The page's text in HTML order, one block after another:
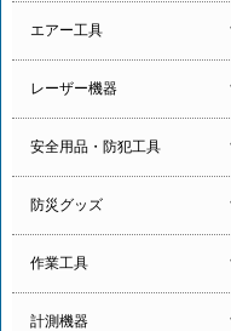
エアー工具
レーザー機器
安全用品・防犯工具
防災グッズ
作業工具
計測機器